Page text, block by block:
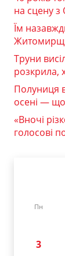
на сцену з
Їм
Труни
розкрила,
Полуниця
осені —
«Вночі
голосові
Пн
3